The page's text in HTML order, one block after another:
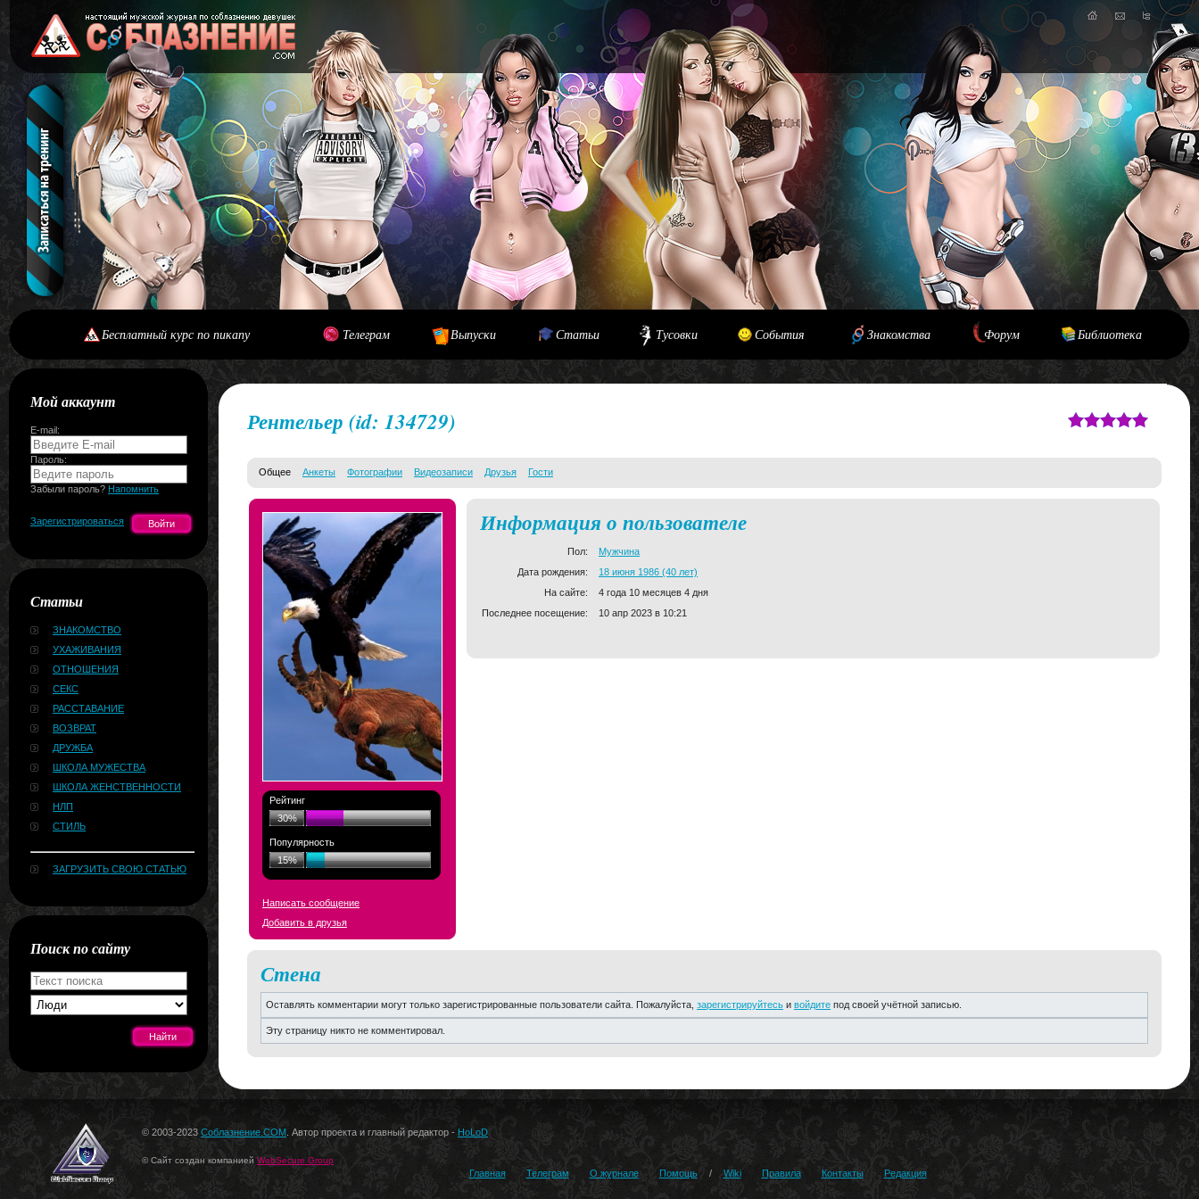
Бесплатный курс по пикапу Телеграм Выпуски Статьи Тусовки События Знакомства Форум Библиотека
Мой аккаунт
E-mail:
Пароль:
Забыли пароль? Напомнить
Зарегистрироваться
Статьи
ЗНАКОМСТВО
УХАЖИВАНИЯ
ОТНОШЕНИЯ
СЕКС
РАССТАВАНИЕ
ВОЗВРАТ
ДРУЖБА
ШКОЛА МУЖЕСТВА
ШКОЛА ЖЕНСТВЕННОСТИ
НЛП
СТИЛЬ
ЗАГРУЗИТЬ СВОЮ СТАТЬЮ
Поиск по сайту
Рентельер (id: 134729)
Общее Анкеты Фотографии Видеозаписи Друзья Гости
Рейтинг
30%
Популярность
15%
Написать сообщение
Добавить в друзья
Информация о пользователе
Пол:
Мужчина
Дата рождения:
18 июня 1986 (40 лет)
На сайте:
4 года 10 месяцев 4 дня
Последнее посещение:
10 апр 2023 в 10:21
Стена
Оставлять комментарии могут только зарегистрированные пользователи сайта. Пожалуйста, зарегистрируйтесь и войдите под своей учётной записью.
Эту страницу никто не комментировал.
© 2003-2023 Соблазнение.COM . Автор проекта и главный редактор - HoLoD
© Сайт создан компанией WebSecure Group
Главная Телеграм О журнале Помощь / Wiki Правила Контакты Редакция